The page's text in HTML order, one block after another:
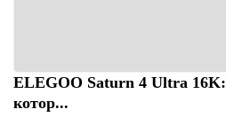
ELEGOO Saturn 4 Ultra
котор...